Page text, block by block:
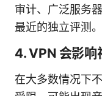
审计、广泛服务
最近的独立评测。
4. VPN 会影响
在大多数情况下